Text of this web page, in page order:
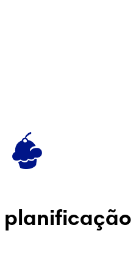
planificação